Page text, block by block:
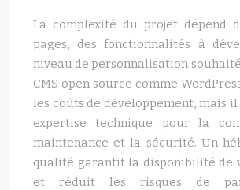
La complexité du projet dépend
pages, des fonctionnalités à
niveau de personnalisation
CMS open source comme
les coûts de développement, mais
expertise technique pour la
maintenance et la sécurité. Un
qualité garantit la disponibilité de
et réduit les risques de